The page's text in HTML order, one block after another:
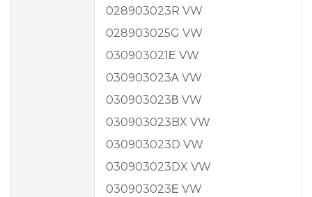
028903023R VW
028903025G VW
030903021Ε VW
030903023Α VW
030903023Β VW
030903023BX VW
030903023D VW
030903023DX VW
030903023Ε VW